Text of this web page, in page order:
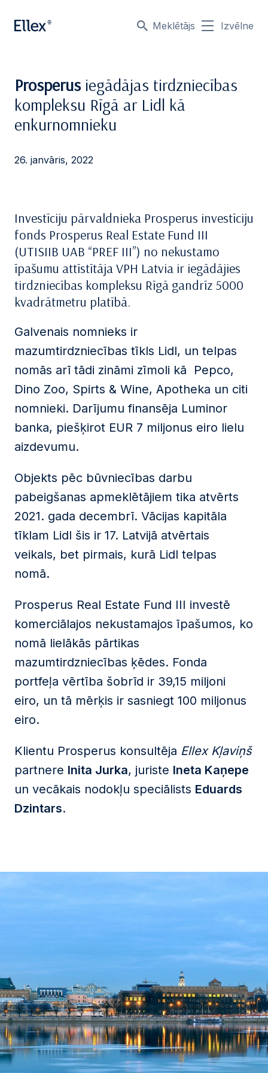
Meklētājs Izvēlne
Prosperusiegādājas tirdzniecības
kompleksu Rīgā ar Lidl kā
enkurnomnieku
26. janvāris, 2022
Investīciju pārvaldnieka Prosperus investīciju
fonds Prosperus Real Estate Fund III
(UTISIIB UAB “PREF III”) no nekustamo
īpašumu attīstītāja VPH Latvia ir iegādājies
tirdzniecības kompleksu Rīgā gandrīz 5000
kvadrātmetru platībā.
Galvenais nomnieks ir
mazumtirdzniecības tīkls Lidl, un telpas
nomās arī tādi zināmi zīmoli kā Pepco,
Dino Zoo, Spirts & Wine, Apotheka un citi
nomnieki. Darījumu finansēja Luminor
banka, piešķirot EUR 7 miljonus eiro lielu
aizdevumu.
Objekts pēc būvniecības darbu
pabeigšanas apmeklētājiem tika atvērts
2021. gada decembrī. Vācijas kapitāla
tīklam Lidl šis ir 17. Latvijā atvērtais
veikals, bet pirmais, kurā Lidl telpas
nomā.
Prosperus Real Estate Fund III investē
komerciālajos nekustamajos īpašumos, ko
nomā lielākās pārtikas
mazumtirdzniecības ķēdes. Fonda
portfeļa vērtība šobrīd ir 39,15 miljoni
eiro, un tā mērķis ir sasniegt 100 miljonus
eiro.
Klientu Prosperus konsultēja Ellex Kļaviņš
partnere Inita Jurka, juriste Ineta Kaņepe
un vecākais nodokļu speciālists Eduards
Dzintars.